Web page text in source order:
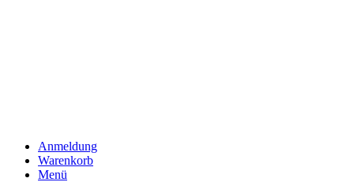
Anmeldung
Warenkorb
Menü